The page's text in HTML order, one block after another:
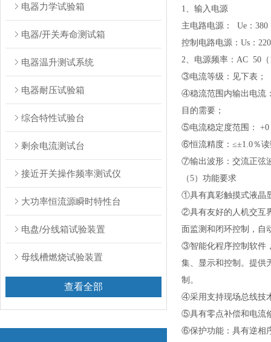
电器力学试验箱
电器/开关寿命测试箱
电器温升测试系统
电器耐压试验箱
综合特性试验台
剩余电流测试台
接近开关操作频率测试仪
大功率恒流源瞬时特性台
电盘/分线箱试验装置
母线槽燃烧试验装置
查看全部
1、输入电源
主电路电源：
Ue ： 380
控制电路电源： Us ： 220
2、电源频率： AC 50 （
③电流等级：见下表；
④稳流范围内输出电流
目的需要；
⑤电流稳定度范围：
+0
⑥恒流精度：≤±1.0％
⑦输出波形：交流正弦
（5）功能要求
①具有真彩触摸式液晶
②具有友好的人机交互
面监测和闭环控制，自
③智能化程序控制软件
集、显示和控制。提供
制。
④采用支持现场总线技
⑤具有零点补偿和电流
⑥保护功能：具有逆相